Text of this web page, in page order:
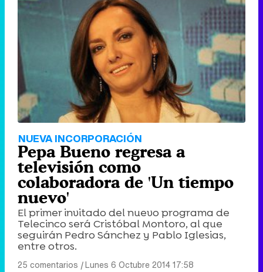
NUEVA INCORPORACIÓN
Pepa Bueno regresa a
televisión como
colaboradora de 'Un tiempo
nuevo'
El primer invitado del nuevo programa de
Telecinco será Cristóbal Montoro, al que
seguirán Pedro Sánchez y Pablo Iglesias,
entre otros.
25 comentarios |Lunes 6 Octubre 2014 17:58